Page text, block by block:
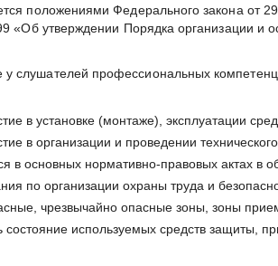
положениями Федерального закона
«Об утверждении Порядка организации и
слушателей профессиональных
в установке (монтаже), эксплуатации
в организации и проведении
в основных нормативно-правовых актах в
по организации охраны труда и
чрезвычайно опасные зоны, зоны
состояние используемых средств защиты,